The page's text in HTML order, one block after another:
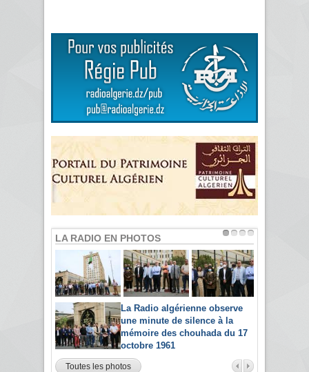
LA RADIO EN PHOTOS
La Radio algérienne observe
une minute de silence à la
mémoire des chouhada du 17
octobre 1961
Toutes les photos